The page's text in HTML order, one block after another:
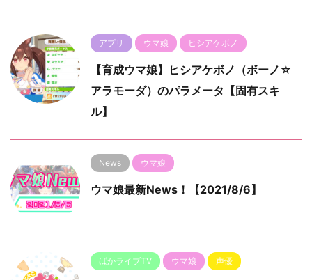
アプリ ウマ娘 ヒシアケボノ
【育成ウマ娘】ヒシアケボノ（ボーノ☆
アラモーダ）のパラメータ【固有スキ
ル】
News ウマ娘
ウマ娘最新News！【2021/8/6】
ぱかライブTV ウマ娘 声優